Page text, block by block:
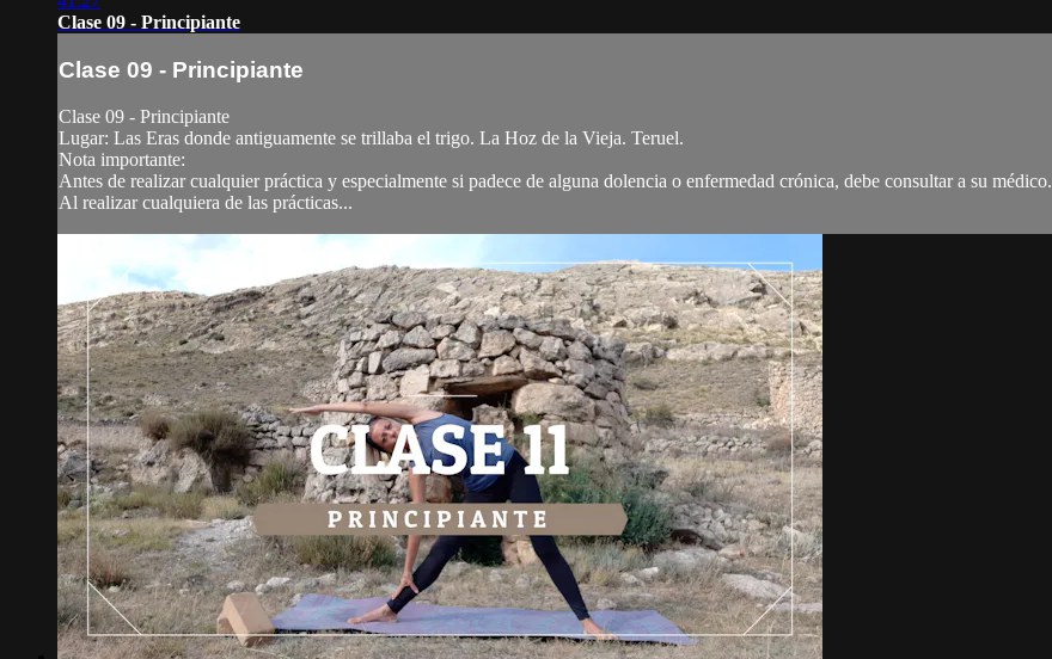
Clase 09 - Principiante
Clase 09 - Principiante
Clase 09 - Principiante
Lugar: Las Eras donde antiguamente se trillaba el trigo. La Hoz de la Vieja. Teruel.
Nota importante:
Antes de realizar cualquier práctica y especialmente si padece de alguna dolencia o enfermedad crónica, debe consultar a su médico.
Al realizar cualquiera de las prácticas...